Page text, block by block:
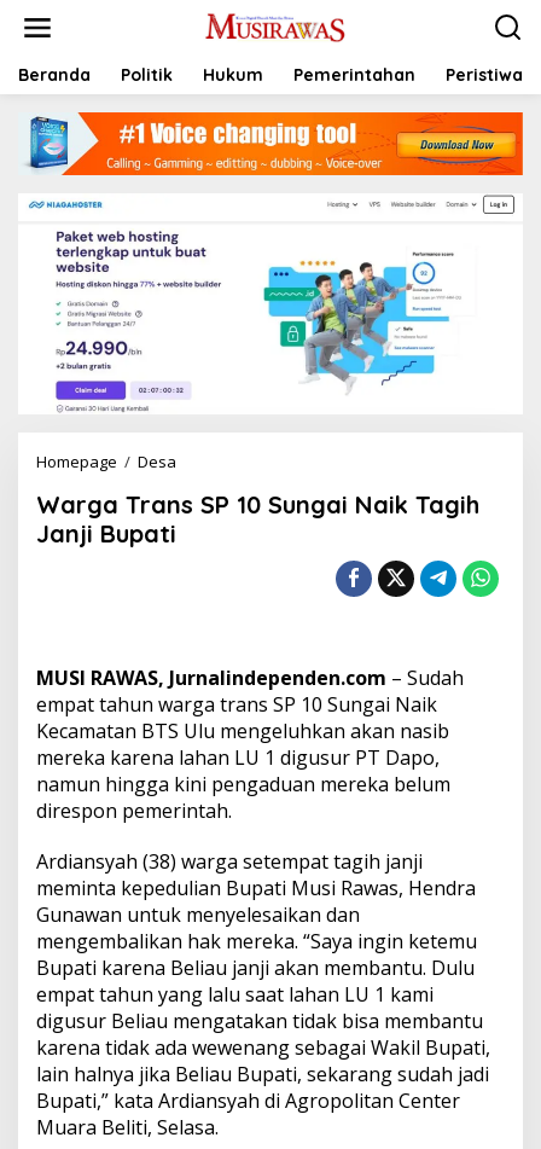
t
Beranda Politik Hukum Pemerintahan Peristiwa
Homepage / Desa
r
S
P
1
0
S
u
n
a
N
a
i
k
a
g
i
h
J
a
n
Warga Trans SP 10 Sungai Naik Tagih
Janji Bupati
MUSI RAWAS, Jurnalindependen.com – Sudah
empat tahun warga trans SP 10 Sungai Naik
Kecamatan BTS Ulu mengeluhkan akan nasib
mereka karena lahan LU 1 digusur PT Dapo,
namun hingga kini pengaduan mereka belum
direspon pemerintah.
Ardiansyah (38) warga setempat tagih janji
meminta kepedulian Bupati Musi Rawas, Hendra
Gunawan untuk menyelesaikan dan
mengembalikan hak mereka. “Saya ingin ketemu
Bupati karena Beliau janji akan membantu. Dulu
empat tahun yang lalu saat lahan LU 1 kami
digusur Beliau mengatakan tidak bisa membantu
karena tidak ada wewenang sebagai Wakil Bupati,
lain halnya jika Beliau Bupati, sekarang sudah jadi
Bupati,” kata Ardiansyah di Agropolitan Center
Muara Beliti, Selasa.